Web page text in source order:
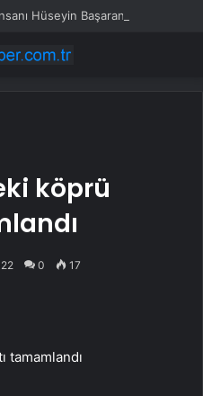
köprü
0 17
tamamlandı